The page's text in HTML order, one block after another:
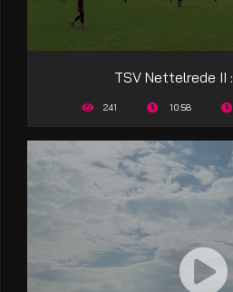
TSV Nettelrede II :
241 10:58